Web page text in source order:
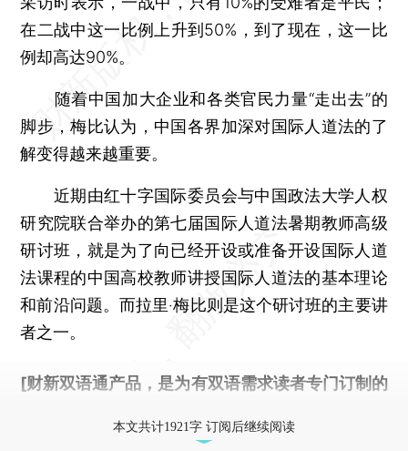
在二战中这一比例上升到50%，到了现在，这一比
例却高达90%。
随着中国加大企业和各类官民力量“走出去”的
脚步，梅比认为，中国各界加深对国际人道法的了
解变得越来越重要。
近期由红十字国际委员会与中国政法大学人权
研究院联合举办的第七届国际人道法暑期教师高级
研讨班，就是为了向已经开设或准备开设国际人道
法课程的中国高校教师讲授国际人道法的基本理论
和前沿问题。而拉里‧梅比则是这个研讨班的主要讲
者之一。
[财新双语通产品，是为有双语需求读者专门订制的
本文共计1921字 订阅后继续阅读